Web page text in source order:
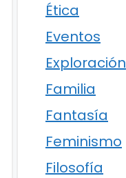
Ética
Eventos
Exploración
Familia
Fantasía
Feminismo
Filosofía